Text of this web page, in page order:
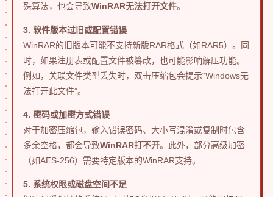
殊算法，也会导致WinRAR无法打开文件。
3. 软件版本过旧或配置错误
WinRAR的旧版本可能不支持新版RAR格式（如RAR5）。同
时，如果注册表或配置文件被篡改，也可能影响解压功能。
例如，关联文件类型丢失时，双击压缩包会提示“Windows无
法打开此文件”。
4. 密码或加密方式错误
对于加密压缩包，输入错误密码、大小写混淆或复制时包含
多余空格，都会导致WinRAR打不开。此外，部分高级加密
（如AES-256）需要特定版本的WinRAR支持。
5. 系统权限或磁盘空间不足